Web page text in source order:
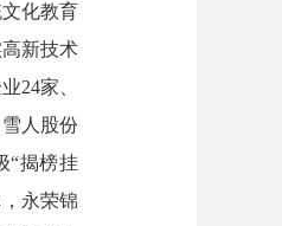
化教育
新技术
24家、
人股份
“揭榜挂
永荣锦